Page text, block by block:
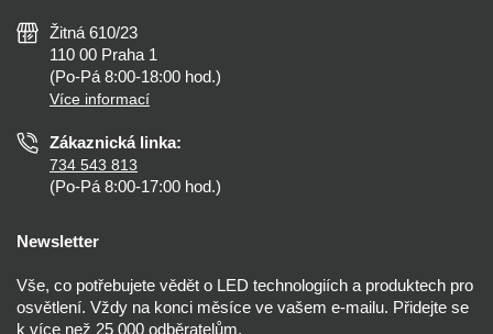
Nejčastější dotazy
Než koupíte
Osvětlení dle místnosti
Zásady ochrany soukromí
Nastavení cookies
Prohlášení o přístupnosti
Žitná 610/23
110 00 Praha 1
(Po-Pá 8:00-18:00 hod.)
Více informací
Zákaznická linka:
734 543 813
(Po-Pá 8:00-17:00 hod.)
Newsletter
Vše, co potřebujete vědět o LED technologiích a produktech pro
osvětlení. Vždy na konci měsíce ve vašem e-mailu. Přidejte se
k více než 25 000 odběratelům.